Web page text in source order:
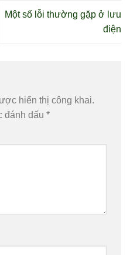
Một số lỗi thường gặp ở lưu
điện
hiển thị công khai.
đánh dấu *